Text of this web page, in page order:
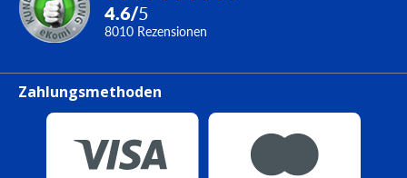
4.6/5
8010 Rezensionen
Zahlungsmethoden